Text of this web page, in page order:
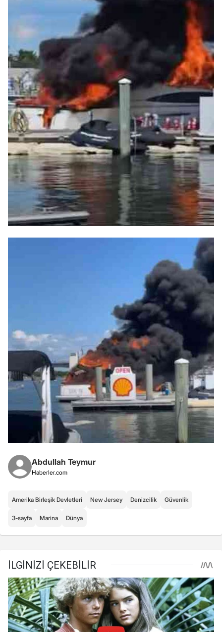
Abdullah Teymur
Haberler.com
Amerika Birleşik Devletleri New Jersey Denizcilik Güvenlik
3-sayfa Marina Dünya